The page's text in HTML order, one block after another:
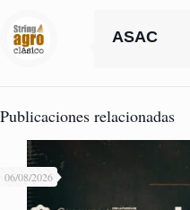
ASAC
Publicaciones relacionadas
06/08/2026